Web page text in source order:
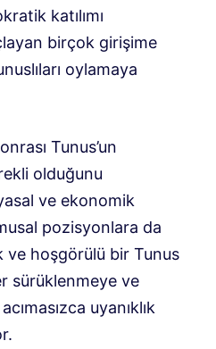
katılımı
birçok girişime
oylamaya
Tunus’un
olduğunu
ve ekonomik
pozisyonlara da
ve hoşgörülü bir Tunus
sürüklenmeye ve
uyanıklık